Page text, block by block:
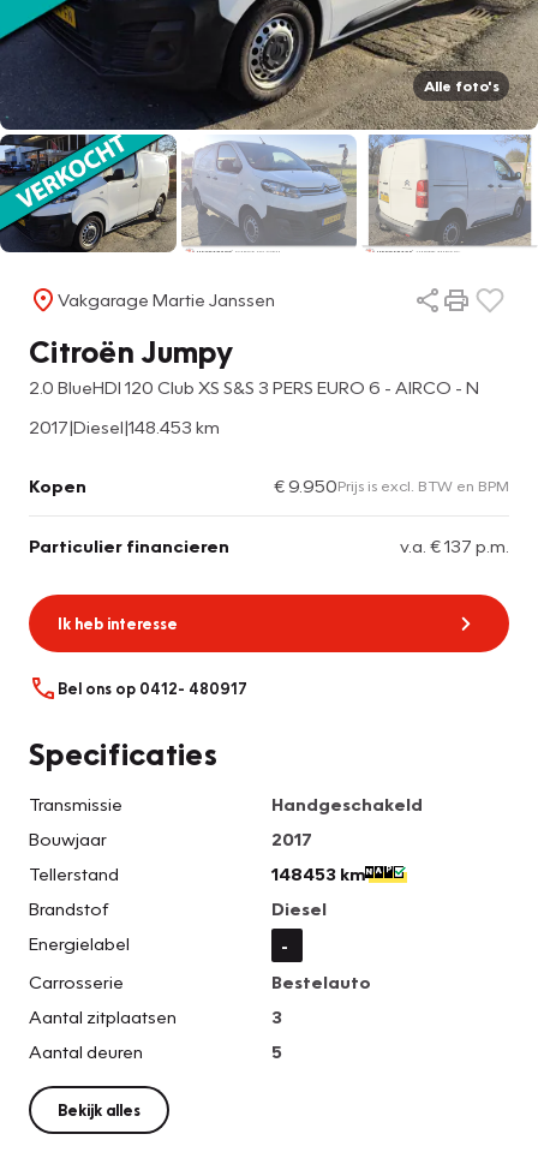
Alle foto's
Vakgarage Martie Janssen
Citroën Jumpy
2.0 BlueHDI 120 Club XS S&S 3 PERS EURO 6 - AIRCO - N
2017|Diesel|148.453 km
Kopen € 9.950Prijs is excl. BTW en BPM
Particulier financieren v.a. € 137 p.m.
Ik heb interesse
Bel ons op 0412- 480917
Specificaties
Transmissie
Handgeschakeld
Bouwjaar
2017
Tellerstand
148453 km
Brandstof
Diesel
Energielabel
-
Carrosserie
Bestelauto
Aantal zitplaatsen
3
Aantal deuren
5
Bekijk alles